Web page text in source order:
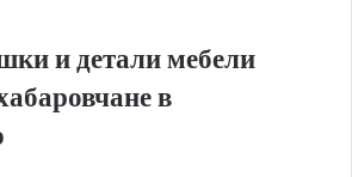
и детали мебели
в